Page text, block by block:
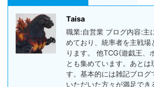
Taisa
職業:自営業 ブログ内容:主
めており、統率者を主戦場
ります。 他TCG(遊戯王、
とも集めています。あとは
す。基本的には雑記ブログ
いただいた方々が満足でき